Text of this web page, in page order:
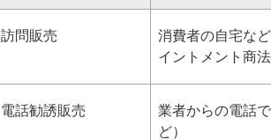
訪問販売
消費者の自宅な
イントメント商
電話勧誘販売
業者からの電話
ど）